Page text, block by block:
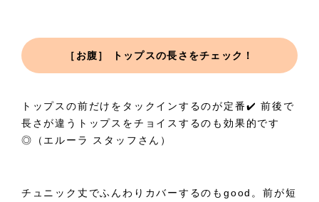
［お腹］ トップスの長さをチェック！
トップスの前だけをタックインするのが定番✔️ 前後で
長さが違うトップスをチョイスするのも効果的です
◎（エルーラ スタッフさん）
チュニック丈でふんわりカバーするのもgood。前が短